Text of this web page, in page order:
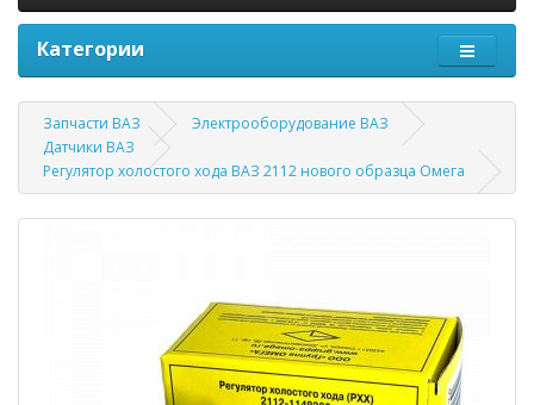
Категории
Запчасти ВАЗ
Электрооборудование ВАЗ
Датчики ВАЗ
Регулятор холостого хода ВАЗ 2112 нового образца Омега